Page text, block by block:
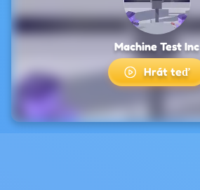
Machine Test Inc
Hrát teď